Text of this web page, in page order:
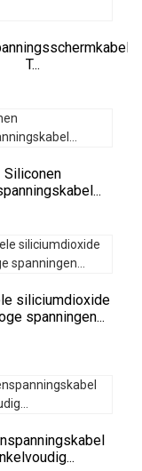
T...
Siliconen
siliciumdioxide
spanningen...